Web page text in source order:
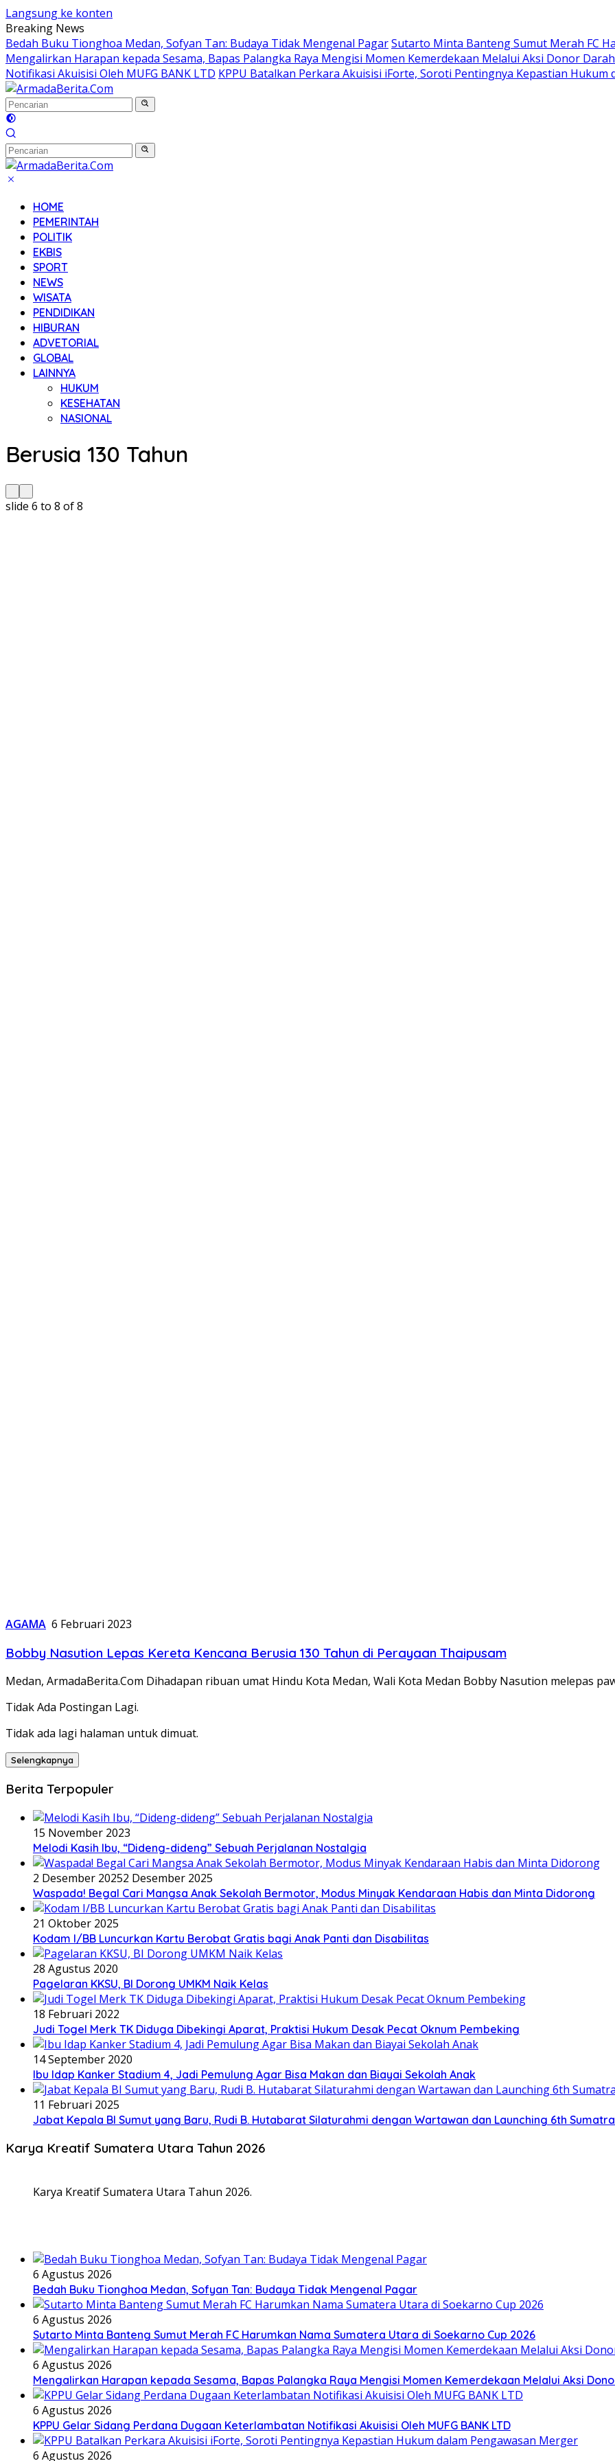
Langsung ke konten
Breaking News
Bedah Buku Tionghoa Medan, Sofyan Tan: Budaya Tidak Mengenal PagarSutarto Minta Banteng Sumut Merah FC
Mengalirkan Harapan kepada Sesama, Bapas Palangka Raya Mengisi Momen Kemerdekaan Melalui Aksi Donor Darah
Notifikasi Akuisisi Oleh MUFG BANK LTD KPPU Batalkan Perkara Akuisisi iForte, Soroti Pentingnya Kepastian Hukum
HOME
PEMERINTAH
POLITIK
EKBIS
SPORT
NEWS
WISATA
PENDIDIKAN
HIBURAN
ADVETORIAL
GLOBAL
LAINNYA
HUKUM
KESEHATAN
NASIONAL
Berusia 130 Tahun
slide 6 to 8 of 8
AGAMA 6 Februari 2023
Bobby Nasution Lepas Kereta Kencana Berusia 130 Tahun di Perayaan Thaipusam
Medan, ArmadaBerita.Com Dihadapan ribuan umat Hindu Kota Medan, Wali Kota Medan Bobby Nasution melepas
Tidak Ada Postingan Lagi.
Tidak ada lagi halaman untuk dimuat.
Selengkapnya
Berita Terpopuler
15 November 2023
Melodi Kasih Ibu, “Dideng-dideng” Sebuah Perjalanan Nostalgia
2 Desember 20252 Desember 2025
Waspada! Begal Cari Mangsa Anak Sekolah Bermotor, Modus Minyak Kendaraan Habis dan Minta Didorong
21 Oktober 2025
Kodam I/BB Luncurkan Kartu Berobat Gratis bagi Anak Panti dan Disabilitas
28 Agustus 2020
Pagelaran KKSU, BI Dorong UMKM Naik Kelas
18 Februari 2022
Judi Togel Merk TK Diduga Dibekingi Aparat, Praktisi Hukum Desak Pecat Oknum Pembeking
14 September 2020
Ibu Idap Kanker Stadium 4, Jadi Pemulung Agar Bisa Makan dan Biayai Sekolah Anak
11 Februari 2025
Jabat Kepala BI Sumut yang Baru, Rudi B. Hutabarat Silaturahmi dengan Wartawan dan Launching 6th
Karya Kreatif Sumatera Utara Tahun 2026
Karya Kreatif Sumatera Utara Tahun 2026.
6 Agustus 2026
Bedah Buku Tionghoa Medan, Sofyan Tan: Budaya Tidak Mengenal Pagar
6 Agustus 2026
Sutarto Minta Banteng Sumut Merah FC Harumkan Nama Sumatera Utara di Soekarno Cup 2026
6 Agustus 2026
Mengalirkan Harapan kepada Sesama, Bapas Palangka Raya Mengisi Momen Kemerdekaan Melalui Aksi
6 Agustus 2026
KPPU Gelar Sidang Perdana Dugaan Keterlambatan Notifikasi Akuisisi Oleh MUFG BANK LTD
6 Agustus 2026